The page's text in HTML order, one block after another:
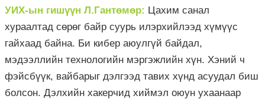
УИХ-ын гишүүн Л.Гантөмөр: Цахим санал
хураалтад сөрөг байр суурь илэрхийлээд хүмүүс
гайхаад байна. Би кибер аюулгүй байдал,
мэдээллийн технологийн мэргэжлийн хүн. Хэний ч
фэйсбүүк, вайбарыг дэлгээд тавих хүнд асуудал биш
болсон. Дэлхийн хакерчид хиймэл оюун ухаанаар